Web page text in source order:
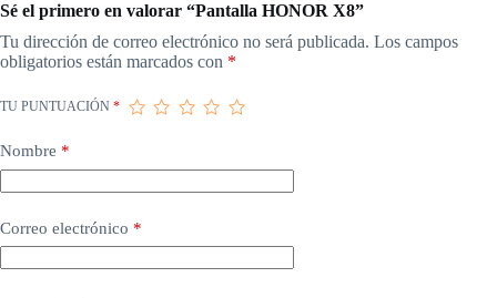
Sé el primero en valorar “Pantalla HONOR X8”
Tu dirección de correo electrónico no será publicada. Los campos
obligatorios están marcados con *
TU PUNTUACIÓN *
Nombre *
Correo electrónico *